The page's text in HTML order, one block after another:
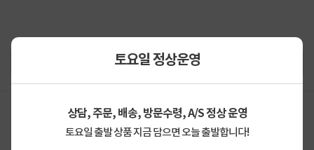
토요일 정상운영
상담, 주문, 배송, 방문수령, A/S 정상 운영
토요일 출발 상품 지금 담으면 오늘 출발합니다!
2026-07-08 0